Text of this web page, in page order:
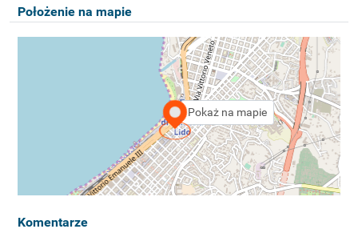
Położenie na mapie
Pokaż na mapie
Komentarze